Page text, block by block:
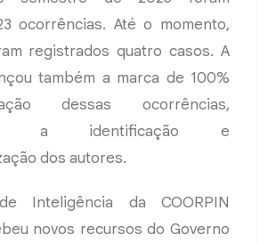
ocorrências. Até o momento,
registrados quatro casos. A
também a marca de 100%
dessas ocorrências,
a identificação e
dos autores.
Inteligência da COORPIN
novos recursos do Governo